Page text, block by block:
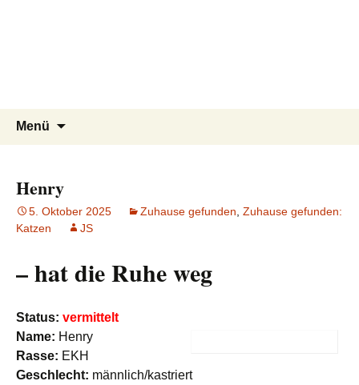
Tier Natur und Artenschutz
Siebengebirge e.V.
Tierschutzverein seit 1985 im
Siebengebirge – Orscheider
Menü
Henry
5. Oktober 2025 Zuhause gefunden Zuhause gefunden:
Katzen
JS
– hat die Ruhe weg
Status: vermittelt
Name: Henry
Rasse: EKH
Geschlecht: männlich/kastriert